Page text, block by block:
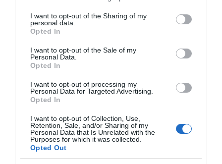
not limited to your visit or usage behaviour. You may click to
grant or deny consent to Google and its third-party tags to
use your data for below specified purposes in below Google
consent section.
I want to opt-out of the Sharing of my
personal data.
Opted In
I want to opt-out of the Sale of my
Personal Data.
Opted In
I want to opt-out of processing my
Personal Data for Targeted Advertising.
Opted In
I want to opt-out of Collection, Use,
Retention, Sale, and/or Sharing of my
Personal Data that Is Unrelated with the
Purposes for which it was collected.
Opted Out